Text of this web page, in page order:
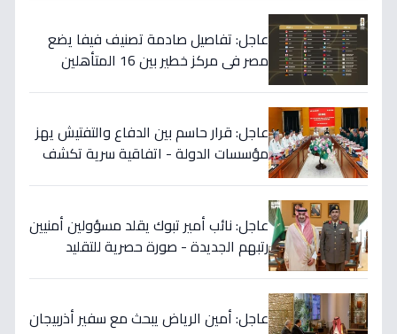
عاجل: تفاصيل صادمة تصنيف فيفا يضع
مصر في مركز خطير بين 16 المتأهلين
عاجل: قرار حاسم بين الدفاع والتفتيش يهز
مؤسسات الدولة - اتفاقية سرية تكشف
عاجل: نائب أمير تبوك يقلد مسؤولين أمنيين
رتبهم الجديدة - صورة حصرية للتقليد
عاجل: أمين الرياض يبحث مع سفير أذربيجان